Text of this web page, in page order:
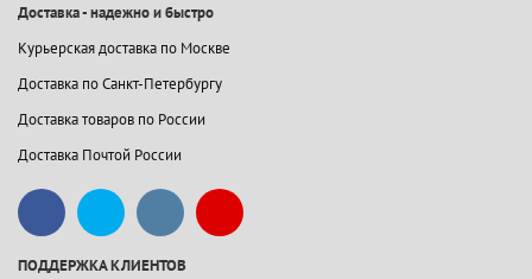
Доставка - надежно и быстро
Курьерская доставка по Москве
Доставка по Санкт-Петербургу
Доставка товаров по России
Доставка Почтой России
ПОДДЕРЖКА КЛИЕНТОВ